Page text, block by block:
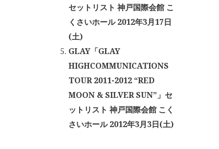
セットリスト 神戸国際会館 こ
くさいホール 2012年3月17日
(土)
GLAY「GLAY
HIGHCOMMUNICATIONS
TOUR 2011-2012 “RED
MOON & SILVER SUN”」セ
ットリスト 神戸国際会館 こく
さいホール 2012年3月3日(土)